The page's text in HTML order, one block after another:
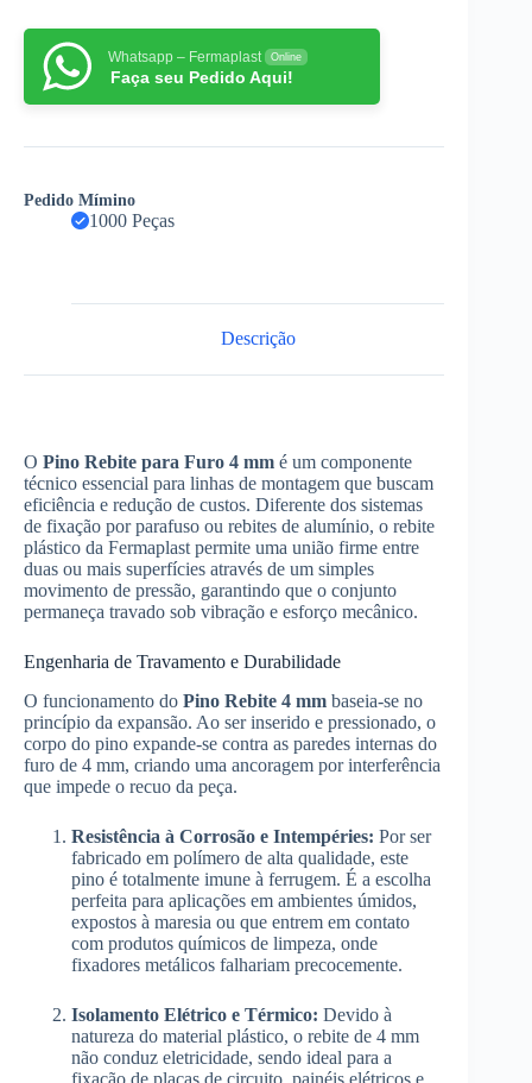
Whatsapp – Fermaplast Online
Faça seu Pedido Aqui!
Pedido Mímino
1000 Peças
Descrição
O Pino Rebite para Furo 4 mm é um componente
técnico essencial para linhas de montagem que buscam
eficiência e redução de custos. Diferente dos sistemas
de fixação por parafuso ou rebites de alumínio, o rebite
plástico da Fermaplast permite uma união firme entre
duas ou mais superfícies através de um simples
movimento de pressão, garantindo que o conjunto
permaneça travado sob vibração e esforço mecânico.
Engenharia de Travamento e Durabilidade
O funcionamento do Pino Rebite 4 mm baseia-se no
princípio da expansão. Ao ser inserido e pressionado, o
corpo do pino expande-se contra as paredes internas do
furo de 4 mm, criando uma ancoragem por interferência
que impede o recuo da peça.
Resistência à Corrosão e Intempéries: Por ser
fabricado em polímero de alta qualidade, este
pino é totalmente imune à ferrugem. É a escolha
perfeita para aplicações em ambientes úmidos,
expostos à maresia ou que entrem em contato
com produtos químicos de limpeza, onde
fixadores metálicos falhariam precocemente.
Isolamento Elétrico e Térmico: Devido à
natureza do material plástico, o rebite de 4 mm
não conduz eletricidade, sendo ideal para a
fixação de placas de circuito, painéis elétricos e